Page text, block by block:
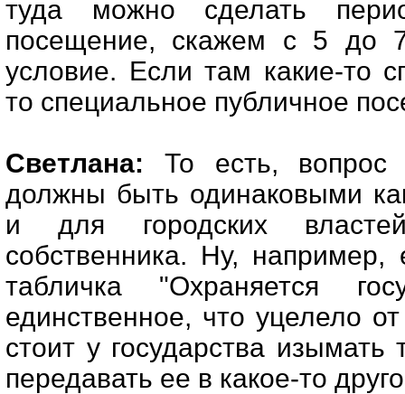
туда можно сделать
посещение, скажем с 5 до
условие. Если там какие-то
то специальное публичное
Светлана: То есть, вопрос
должны быть одинаковыми
и для городских
собственника. Ну,
табличка "Охраняется
единственное, что уцелело
стоит у государства
передавать ее в какое-то